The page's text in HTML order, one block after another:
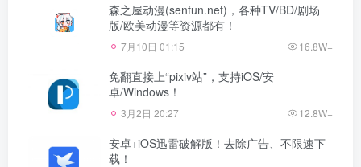
森之屋动漫(senfun.net)，各种TV/BD/剧场
版/欧美动漫等资源都有！
7月10日 01:15 16.8W+
免翻直接上“pixiv站”，支持iOS/安
卓/Windows！
3月2日 20:27 12.8W+
安卓+iOS迅雷破解版！去除广告、不限速下
载！